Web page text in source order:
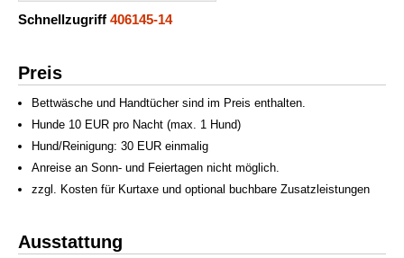
Schnellzugriff 406145-14
Preis
Bettwäsche und Handtücher sind im Preis enthalten.
Hunde 10 EUR pro Nacht (max. 1 Hund)
Hund/Reinigung: 30 EUR einmalig
Anreise an Sonn- und Feiertagen nicht möglich.
zzgl. Kosten für Kurtaxe und optional buchbare Zusatzleistungen
Ausstattung